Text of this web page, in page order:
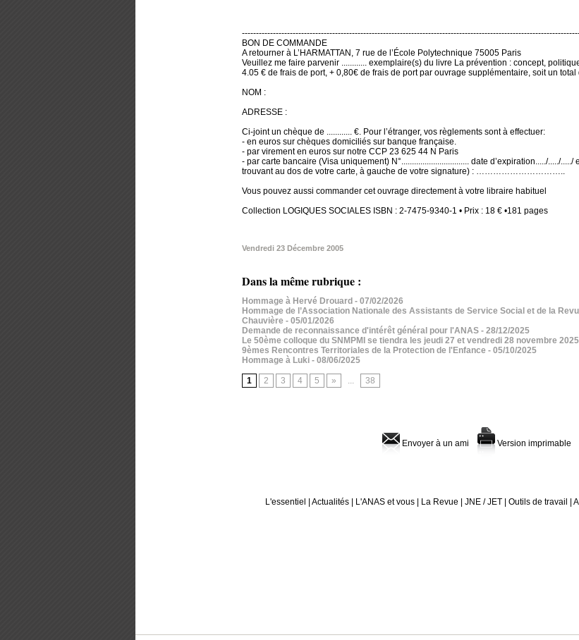
BON DE COMMANDE
A retourner à L’HARMATTAN, 7 rue de l’École Polytechnique 75005 Paris
Veuillez me faire parvenir ............ exemplaire(s) du livre La prévention : concept,
4.05 € de frais de port, + 0,80€ de frais de port par ouvrage supplémentaire, soit un total
NOM :
ADRESSE :
Ci-joint un chèque de ............ €. Pour l’étranger, vos règlements sont à effectuer:
- en euros sur chèques domiciliés sur banque française.
- par virement en euros sur notre CCP 23 625 44 N Paris
- par carte bancaire (Visa uniquement) N°................................ date d’expiration...../...../
trouvant au dos de votre carte, à gauche de votre signature) : …………………………..
Vous pouvez aussi commander cet ouvrage directement à votre libraire habituel
Collection LOGIQUES SOCIALES ISBN : 2-7475-9340-1 • Prix : 18 € •181 pages
Vendredi 23 Décembre 2005
Dans la même rubrique :
Hommage à Hervé Drouard - 07/02/2026
Hommage de l’Association Nationale des Assistants de Service Social et de la
Chauvière - 05/01/2026
Demande de reconnaissance d'intérêt général pour l'ANAS - 28/12/2025
Le 50ème colloque du SNMPMI se tiendra les jeudi 27 et vendredi 28 novembre 2025
9èmes Rencontres Territoriales de la Protection de l'Enfance - 05/10/2025
Hommage à Luki - 08/06/2025
1 2 3 4 5 » ... 38
Envoyer à un ami Version imprimable
L'essentiel
Actualités L'ANAS et vous La Revue JNE / JET Outils de travail